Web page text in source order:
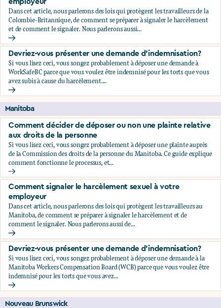
employeur
Dans cet article, nous parlerons des lois qui protègent les travailleurs de la
Colombie-Britannique, de comment se préparer à signaler le harcèlement
et de comment le signaler. Nous parlerons aussi...
Comment signaler le harcèlement sexuel à votre employeur
Devriez-vous présenter une demande d'indemnisation?
Si vous lisez ceci, vous songez probablement à déposer une demande à
WorkSafeBC parce que vous voulez être indemnisé pour les torts que vous
avez subis à cause du harcèlement....
Devriez-vous présenter une demande d'indemnisation?
Manitoba
Comment décider de déposer ou non une plainte relative
aux droits de la personne
Si vous lisez ceci, vous songez probablement à déposer une plainte auprès
de la Commission des droits de la personne du Manitoba. Ce guide explique
comment fonctionne le processus, et...
Comment décider de déposer ou non une plainte relative
Comment signaler le harcèlement sexuel à votre
employeur
Dans cet article, nous parlerons des lois qui protègent les travailleurs au
Manitoba, de comment se préparer à signaler le harcèlement et de
comment le signaler. Nous parlerons aussi de...
Comment signaler le harcèlement sexuel à votre employeur
Devriez-vous présenter une demande d'indemnisation?
Si vous lisez ceci, vous songez probablement à déposer une demande à la
Manitoba Workers Compensation Board (WCB) parce que vous voulez être
indemnisé pour les torts que vous avez...
Devriez-vous présenter une demande d'indemnisation?
Nouveau Brunswick